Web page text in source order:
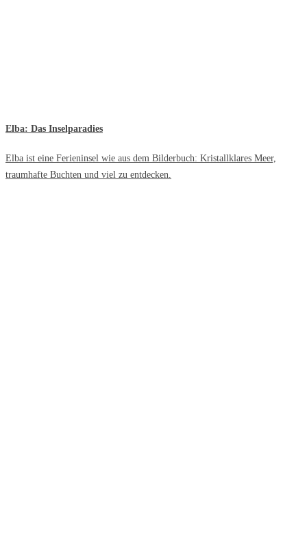
Elba: Das Inselparadies
Elba ist eine Ferieninsel wie aus dem Bilderbuch: Kristallklares Meer,
traumhafte Buchten und viel zu entdecken.